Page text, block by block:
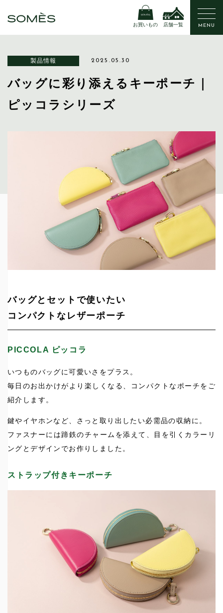
お買いもの 店舗一覧 MENU
製品情報 2025.05.30
バッグに彩り添えるキーポーチ｜
ピッコラシリーズ
バッグとセットで使いたい
コンパクトなレザーポーチ
PICCOLA ピッコラ
いつものバッグに可愛いさをプラス。
毎日のお出かけがより楽しくなる、コンパクトなポーチをご
紹介します。
鍵やイヤホンなど、さっと取り出したい必需品の収納に。
ファスナーには蹄鉄のチャームを添えて、目を引くカラーリ
ングとデザインでお作りしました。
ストラップ付きキーポーチ